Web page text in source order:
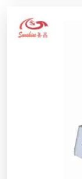
تسخين زركونيا أسناني من نوع صندوقي T-Crystal هو فرن تسخين
لتسخين زركونيا
عالية النقاء